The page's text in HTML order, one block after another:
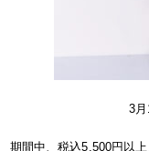
3月
期間中、税込5,500円以